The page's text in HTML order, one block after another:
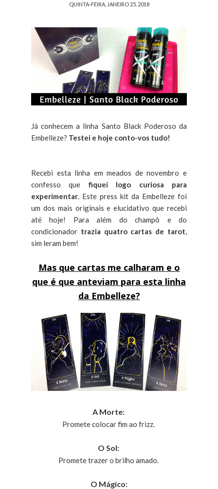
QUINTA-FEIRA, JANEIRO 25, 2018
Já conhecem a linha Santo Black Poderoso da
Embelleze? Testei e hoje conto-vos tudo!
Recebi esta linha em meados de novembro e
confesso quefiquei logo curiosa para
experimentar. Este press kit da Embelleze foi
um dos mais originais e elucidativo que recebi
até hoje! Para além do champô e do
condicionador trazia quatro cartas de tarot,
sim leram bem!
Mas que cartas me calharam e o
que é que anteviam para esta linha
da Embelleze?
A Morte:
Promete colocar fim ao frizz.
O Sol:
Promete trazer o brilho amado.
O Mágico: